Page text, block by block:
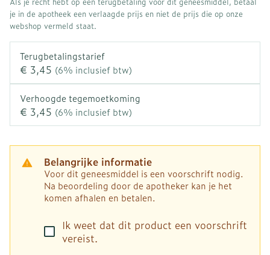
je in de apotheek een verlaagde prijs en niet de prijs die op onze
webshop vermeld staat.
Terugbetalingstarief
€ 3,45 (6% inclusief btw)
Verhoogde tegemoetkoming
€ 3,45 (6% inclusief btw)
Belangrijke informatie
Voor dit geneesmiddel is een voorschrift nodig.
Na beoordeling door de apotheker kan je het
komen afhalen en betalen.
Ik weet dat dit product een voorschrift
vereist.